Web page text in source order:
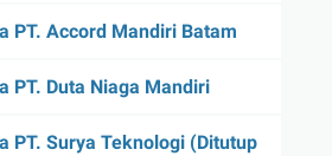
PT. Accord Mandiri Batam
PT. Duta Niaga Mandiri
PT. Surya Teknologi (Ditutup